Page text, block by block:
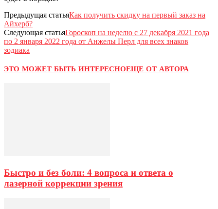
Предыдущая статьяКак получить скидку на первый заказ на
Айхерб?
Следующая статьяГороскоп на неделю с 27 декабря 2021 года
по 2 января 2022 года от Анжелы Перл для всех знаков
зодиака
ЭТО МОЖЕТ БЫТЬ ИНТЕРЕСНОЕЩЕ ОТ АВТОРА
Быстро и без боли: 4 вопроса и ответа о
лазерной коррекции зрения